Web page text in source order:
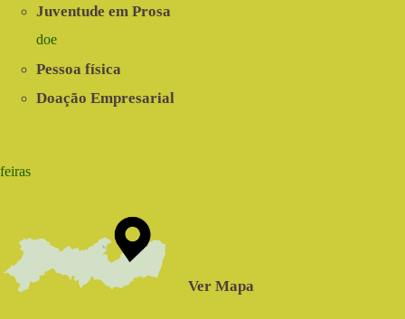
Juventude em Prosa
doe
Pessoa física
Doação Empresarial
feiras
Ver Mapa